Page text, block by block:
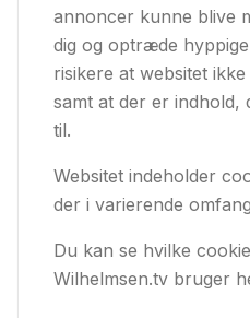
annoncer kunne blive
dig og optræde
risikere at websitet
samt at der er indhold,
til.
Websitet indeholder
der i varierende
Du kan se hvilke
Wilhelmsen.tv bruger